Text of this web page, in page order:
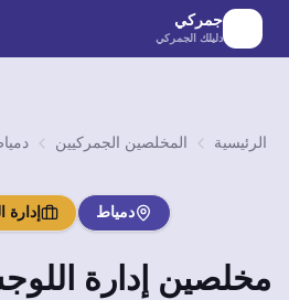
الانتقال إلى المحتوى الرئيسي
جمركي
دليلك الجمركي
الرئيسية المخلصين الجمركيين
دمياط إدارة
مخلصين إدارة